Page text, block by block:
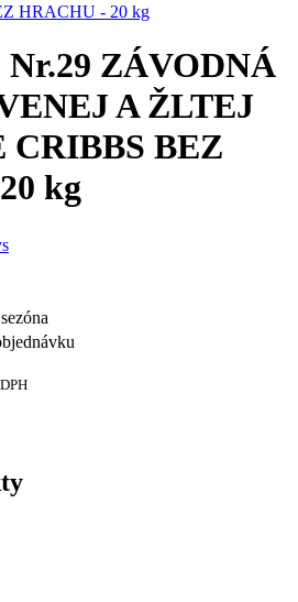
Nr.29 ZÁVODNÁ
A ŽLTEJ
BEZ
kg